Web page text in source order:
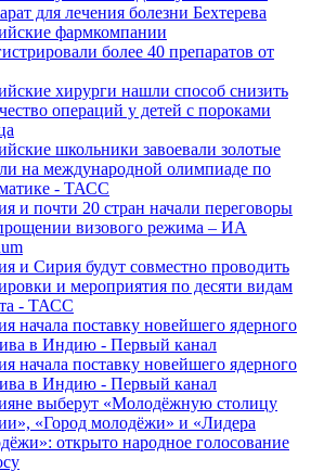
для лечения болезни Бехтерева
фармкомпании
более 40 препаратов от
хирурги нашли способ снизить
операций у детей с пороками
школьники завоевали золотые
на международной олимпиаде по
- ТАСС
и почти 20 стран начали переговоры
визового режима – ИА
и Сирия будут совместно проводить
и мероприятия по десяти видам
- ТАСС
начала поставку новейшего ядерного
в Индию - Первый канал
начала поставку новейшего ядерного
в Индию - Первый канал
выберут «Молодёжную столицу
«Город молодёжи» и «Лидера
открыто народное голосование